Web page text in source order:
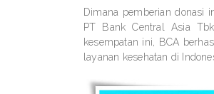
Dimana pemberian donasi
PT Bank Central Asia
kesempatan ini, BCA
layanan kesehatan di